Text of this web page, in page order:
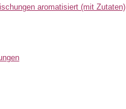
aromatisiert (mit Zutaten)